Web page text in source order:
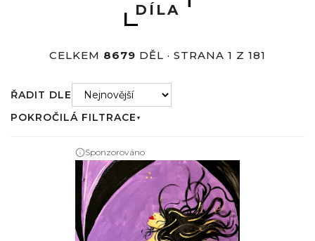
DÍLA
CELKEM 8679 DĚL · STRANA 1 Z 181
ŘADIT DLE
POKROČILÁ FILTRACE ▼
Sponzorováno